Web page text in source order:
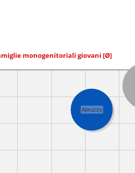
monogenitoriali giovani [Ø]
Abruzzo